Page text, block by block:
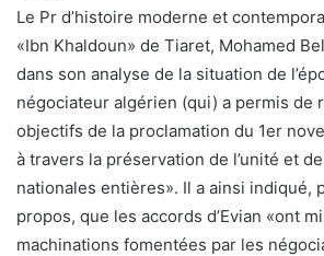
Le Pr d’histoire moderne et
«Ibn Khaldoun» de Tiaret, Mohamed
dans son analyse de la situation de
négociateur algérien (qui) a permis de
objectifs de la proclamation du 1er
à travers la préservation de l’unité et
nationales entières». Il a ainsi indiqué,
propos, que les accords d’Evian «ont
machinations fomentées par les